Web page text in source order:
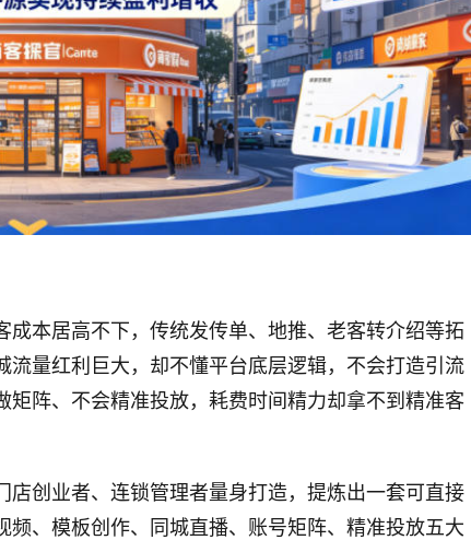
本居高不下，传统发传单、地推、老客转介绍等拓
流量红利巨大，却不懂平台底层逻辑，不会打造引流
阵、不会精准投放，耗费时间精力却拿不到精准客
创业者、连锁管理者量身打造，提炼出一套可直接
、模板创作、同城直播、账号矩阵、精准投放五大